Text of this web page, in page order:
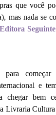
que você
mas nada se
Editora Seguinte
para
e
chegar bem
Livraria